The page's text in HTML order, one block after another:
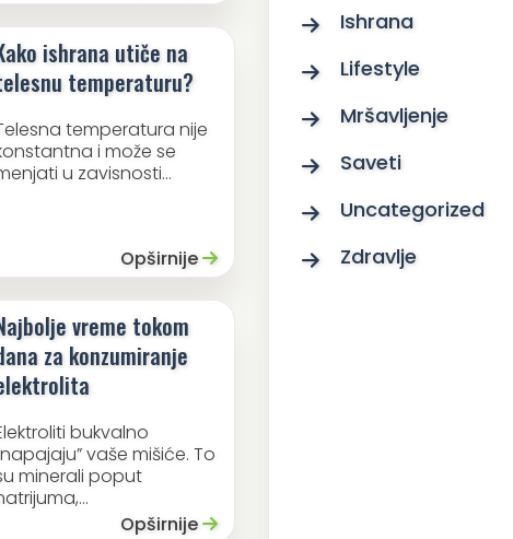
ishrana utiče na
temperaturu?
temperatura nije
i može se
u zavisnosti...
Opširnije
vreme tokom
za konzumiranje
bukvalno
vaše mišiće. To
minerali poput
Opširnije
Ishrana
Lifestyle
Mršavljenje
Saveti
Uncategorized
Zdravlje